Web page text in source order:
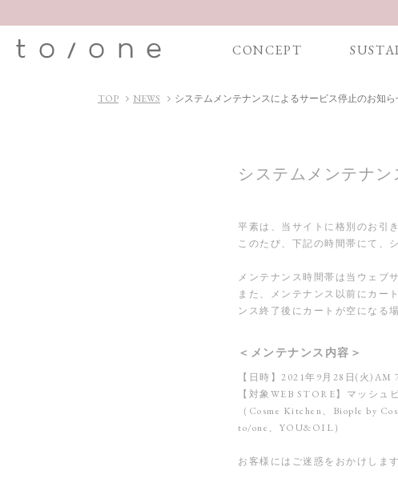
CONCEPT
TOP NEWS システムメンテナンスによるサービス停止のお知ら
システムメンテナ
平素は、当サイトに格別のお引
このたび、下記の時間帯にて、
メンテナンス時間帯は当ウェブ
また、メンテナンス以前にカー
ンス終了後にカートが空になる
＜メンテナンス内容＞
【日時】2021年9月28日(火)AM
【対象WEB STORE】マッシュ
（Cosme Kitchen、Biople by
to/one、YOU&OIL）
お客様にはご迷惑をおかけしま